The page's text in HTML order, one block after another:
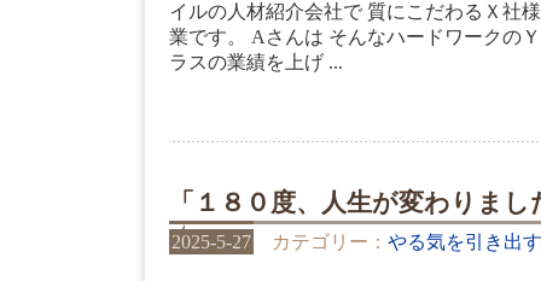
イルの人材紹介会社で 質にこだわるＸ社
業です。 Aさんは そんなハードワークの
ラスの業績を上げ ...
「１８０度、人生が変わりまし
2025-5-27 カテゴリー： やる気を引き出